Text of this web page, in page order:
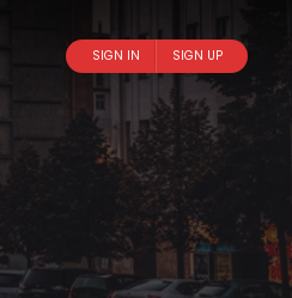
SIGN IN SIGN UP